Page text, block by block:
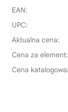
EAN:
UPC:
Aktualna cena:
Cena za element:
Cena katalogowa: